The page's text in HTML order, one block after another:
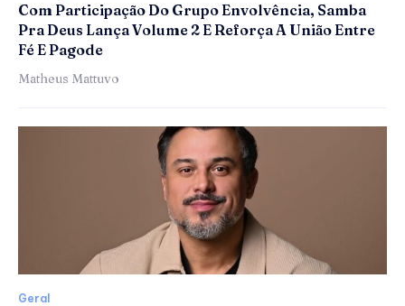
Com Participação Do Grupo Envolvência, Samba
Pra Deus Lança Volume 2 E Reforça A União Entre
Fé E Pagode
Matheus Mattuvo
Geral